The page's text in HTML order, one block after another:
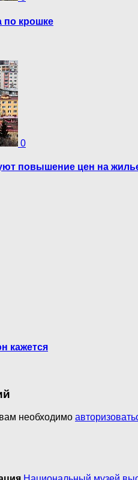
по крошке
0
повышение цен на
кажется
необходимо